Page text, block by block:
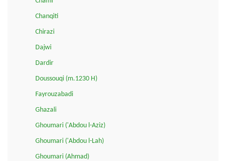
Chanqiti
Chirazi
Dajwi
Dardir
Doussouqi (m.1230 H)
Fayrouzabadi
Ghazali
Ghoumari ('Abdou l-Aziz)
Ghoumari ('Abdou l-Lah)
Ghoumari (Ahmad)